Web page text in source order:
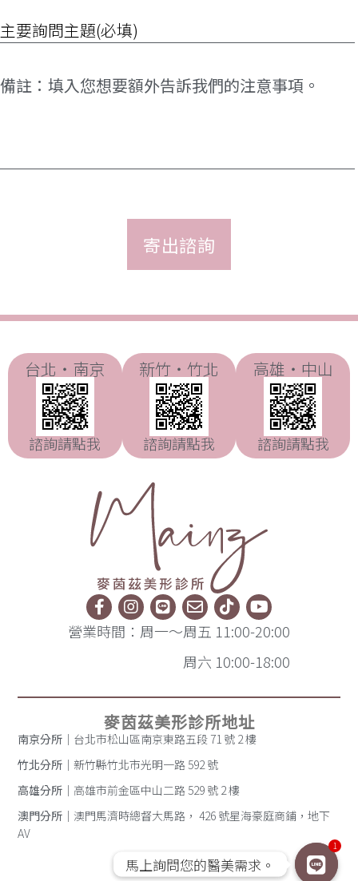
(請
問
項
*
備
註
台北・南京
諮詢請點我
新竹・竹北
諮詢請點我
高雄・中山
諮詢請點我
營業時間：周一～周五 11:00-20:00
周六 10:00-18:00
麥茵茲美形診所地址
南京分所 ｜台北市松山區南京東路五段 71 號 2 樓
竹北分所 ｜新竹縣竹北市光明一路 592 號
高雄分所 ｜高雄市前金區中山二路 529 號 2 樓
澳門分所 ｜澳門馬濟時總督大馬路， 426 號星海豪庭商鋪，地下
AV
1
馬上詢問您的醫美需求。
馬上詢問您的醫美需求。